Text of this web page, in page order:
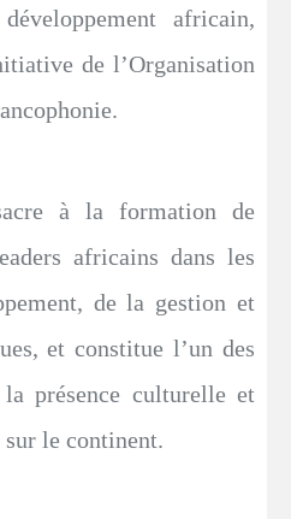
africain,
de l’Organisation
à la formation de
africains dans les
de la gestion et
et constitue l’un des
présence culturelle et
le continent.